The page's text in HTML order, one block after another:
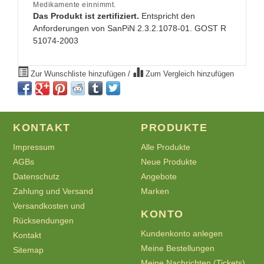
Medikamente einnimmt.
Das Produkt ist zertifiziert. Entspricht den
Anforderungen von SanPiN 2.3.2.1078-01. GOST R
51074-2003
Zur Wunschliste hinzufügen / Zum Vergleich hinzufügen
KONTAKT
Impressum
AGBs
Datenschutz
Zahlung und Versand
Versandkosten und
Rücksendungen
Kontakt
Sitemap
PRODUKTE
Alle Produkte
Neue Produkte
Angebote
Marken
KONTO
Kundenkonto anlegen
Meine Bestellungen